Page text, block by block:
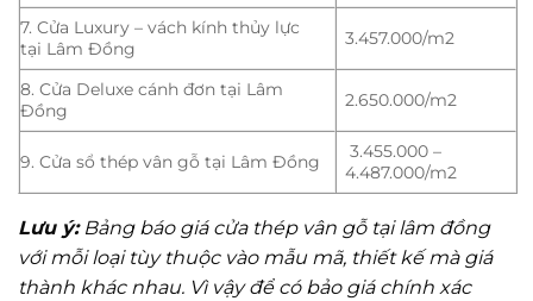
7. Cửa Luxury – vách kính thủy lực
tại Lâm Đồng
3.457.000/m2
8. Cửa Deluxe cánh đơn tại Lâm
Đồng
2.650.000/m2
9. Cửa sổ thép vân gỗ tại Lâm Đồng
3.455.000 –
4.487.000/m2
Lưu ý:Bảng báo giá cửa thép vân gỗ tại lâm đồng
với mỗi loại tùy thuộc vào mẫu mã, thiết kế mà giá
thành khác nhau. Vì vậy để có bảo giá chính xác